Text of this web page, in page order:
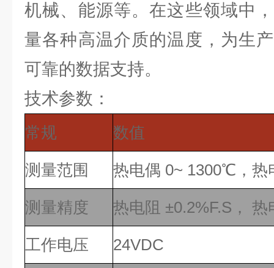
机械、能源等。在这些领域中
量各种高温介质的温度，为生
可靠的数据支持。
技术参数：
常规 数值
测量范围 热电偶 0~ 1300℃，
测量精度 热电阻 ±0.2%F.S，
工作电压 24VDC